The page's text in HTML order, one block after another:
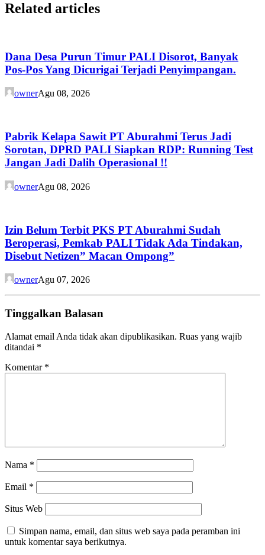
Related articles
Dana Desa Purun Timur PALI Disorot, Banyak
Pos-Pos Yang Dicurigai Terjadi Penyimpangan.
ownerAgu 08, 2026
Pabrik Kelapa Sawit PT Aburahmi Terus Jadi
Sorotan, DPRD PALI Siapkan RDP: Running Test
Jangan Jadi Dalih Operasional !!
ownerAgu 08, 2026
Izin Belum Terbit PKS PT Aburahmi Sudah
Beroperasi, Pemkab PALI Tidak Ada Tindakan,
Disebut Netizen” Macan Ompong”
ownerAgu 07, 2026
Tinggalkan Balasan
Alamat email Anda tidak akan dipublikasikan. Ruas yang wajib
ditandai *
Komentar *
Nama *
Email *
Situs Web
Simpan nama, email, dan situs web saya pada peramban ini
untuk komentar saya berikutnya.